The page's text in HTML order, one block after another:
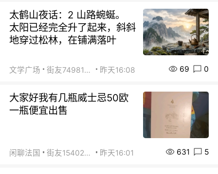
太鹤山夜话：2 山路蜿蜒。
太阳已经完全升了起来，斜斜
地穿过松林，在铺满落叶
文学广场 街友74981146 昨天16:08 69 0
大家好我有几瓶威士忌50欧
一瓶便宜出售
闲聊法国 街友15402223 昨天16:01 631 5